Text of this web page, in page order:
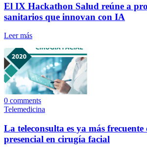
El IX Hackathon Salud reúne a
sanitarios que innovan con IA
Leer más
0 comments
Telemedicina
La teleconsulta es ya más
presencial en cirugía facial